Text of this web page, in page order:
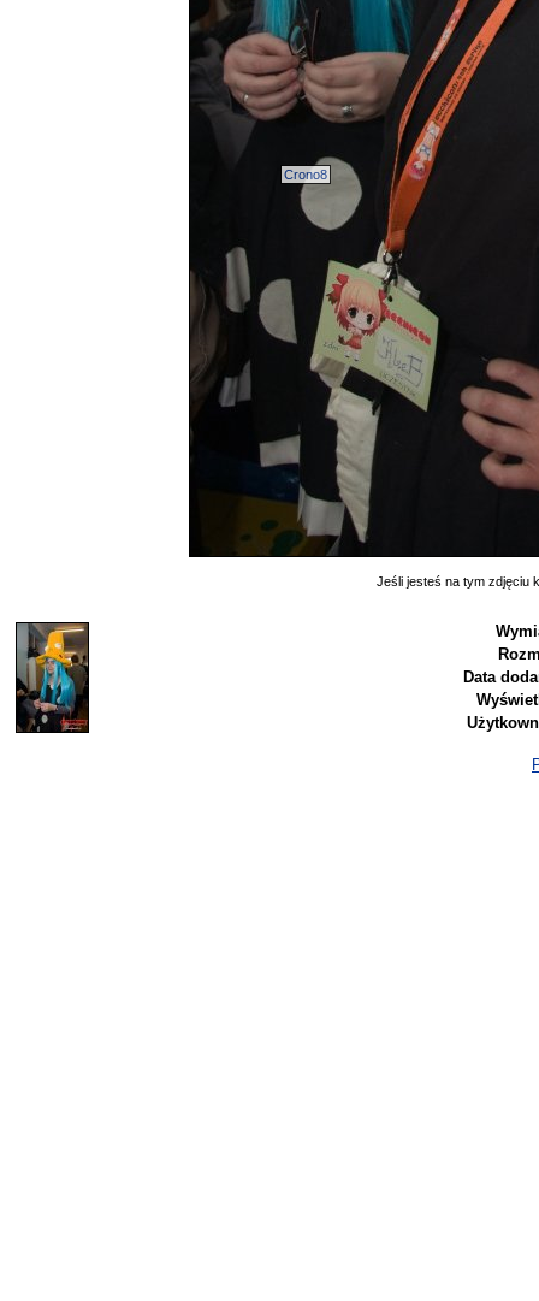
Crono8
Jeśli jesteś na tym zdjęciu
Data